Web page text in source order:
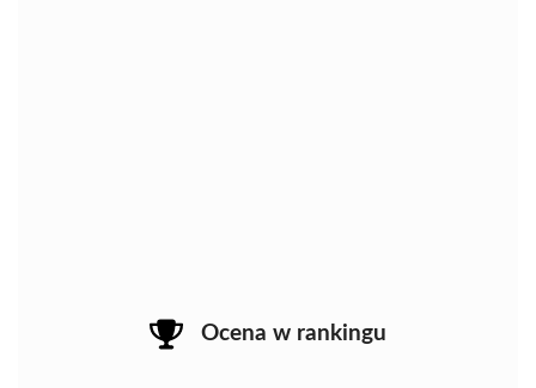
Ocena w rankingu